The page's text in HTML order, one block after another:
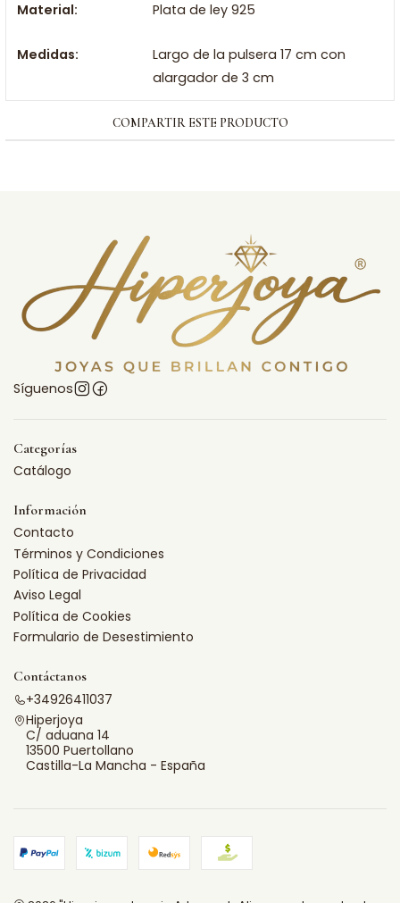
Material: Plata de ley 925
Medidas:
Largo de la pulsera 17 cm con
alargador de 3 cm
COMPARTIR ESTE PRODUCTO
Síguenos
Categorías
Catálogo
Información
Contacto
Términos y Condiciones
Política de Privacidad
Aviso Legal
Política de Cookies
Formulario de Desestimiento
Contáctanos
+34926411037
Hiperjoya
C/ aduana 14
13500 Puertollano
Castilla-La Mancha - España